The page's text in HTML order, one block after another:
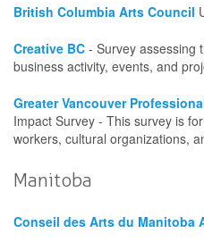
British Columbia Arts Council
Creative BC - Survey assessing
business activity, events, and
Greater Vancouver
Impact Survey - This survey is
workers, cultural organizations,
Manitoba
Conseil des Arts du Manitoba